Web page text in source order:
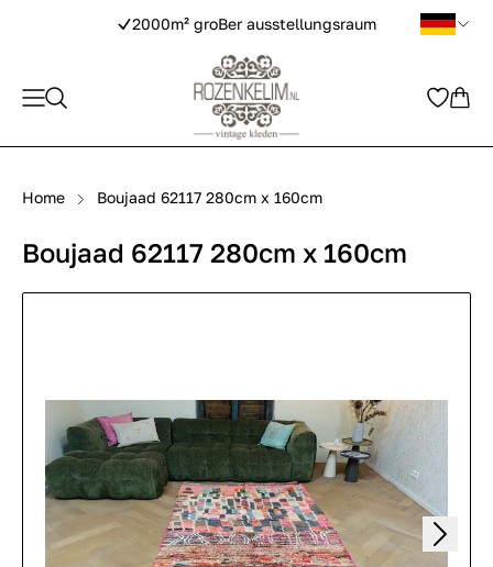
2000m² groBer ausstellungsraum
Home Boujaad 62117 280cm x 160cm
Boujaad 62117 280cm x 160cm